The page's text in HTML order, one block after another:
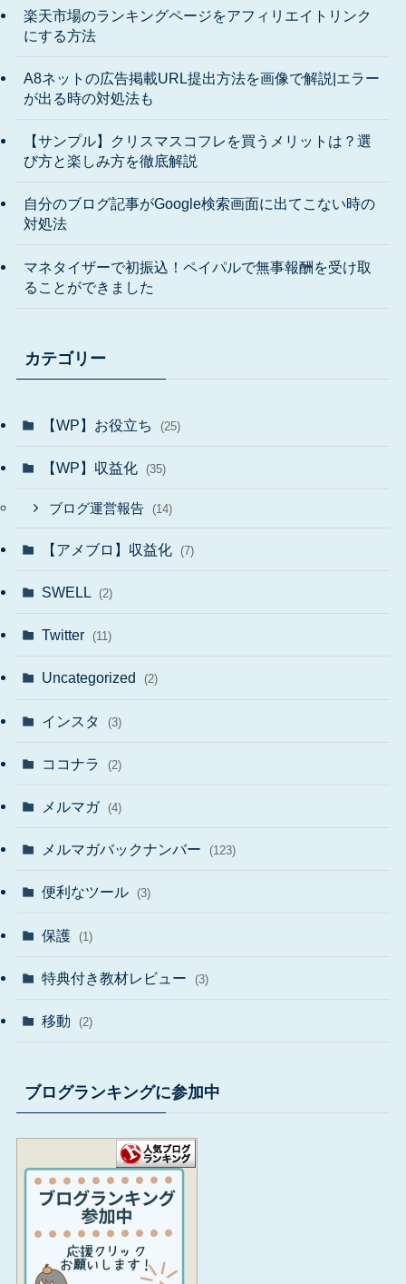
楽天市場のランキングページをアフィリエイトリンク
にする方法
A8ネットの広告掲載URL提出方法を画像で解説|エラー
が出る時の対処法も
【サンプル】クリスマスコフレを買うメリットは？選
び方と楽しみ方を徹底解説
自分のブログ記事がGoogle検索画面に出てこない時の
対処法
マネタイザーで初振込！ペイパルで無事報酬を受け取
ることができました
カテゴリー
【WP】お役立ち (25)
【WP】収益化 (35)
ブログ運営報告 (14)
【アメブロ】収益化 (7)
SWELL (2)
Twitter (11)
Uncategorized (2)
インスタ (3)
ココナラ (2)
メルマガ (4)
メルマガバックナンバー (123)
便利なツール (3)
保護 (1)
特典付き教材レビュー (3)
移動 (2)
ブログランキングに参加中